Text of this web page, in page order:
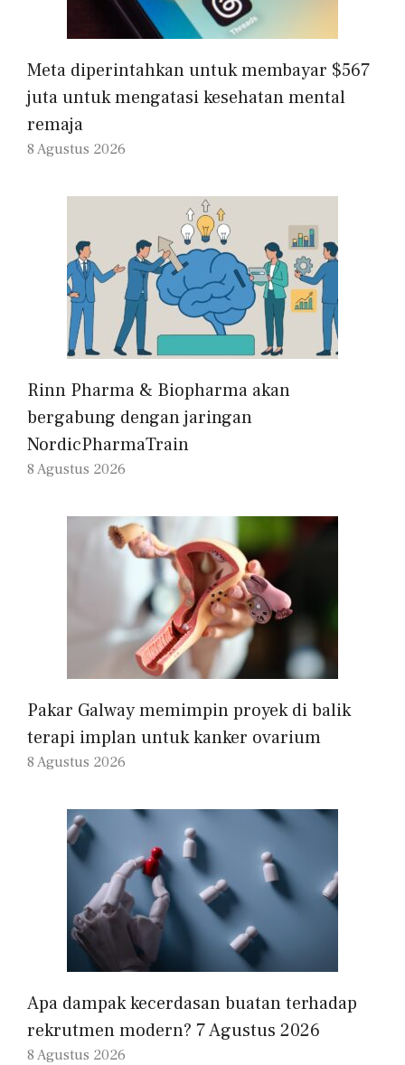
Meta diperintahkan untuk membayar $567
juta untuk mengatasi kesehatan mental
remaja
8 Agustus 2026
Rinn Pharma & Biopharma akan
bergabung dengan jaringan
NordicPharmaTrain
8 Agustus 2026
Pakar Galway memimpin proyek di balik
terapi implan untuk kanker ovarium
8 Agustus 2026
Apa dampak kecerdasan buatan terhadap
rekrutmen modern? 7 Agustus 2026
8 Agustus 2026